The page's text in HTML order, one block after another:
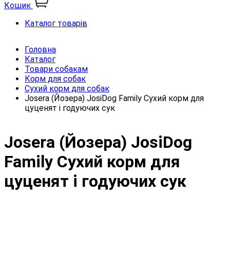
Кошик
Каталог товарів
Головна
Каталог
Товари собакам
Корм для собак
Сухий корм для собак
Josera (Йозера) JosiDog Family Сухий корм для
цуценят і годуючих сук
Josera (Йозера) JosiDog
Family Сухий корм для
цуценят і годуючих сук